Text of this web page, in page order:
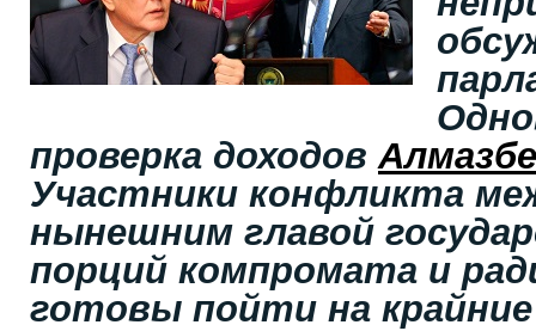
проверка доходов
Участники конфликта
нынешним главой
порций компромата и
готовы пойти на